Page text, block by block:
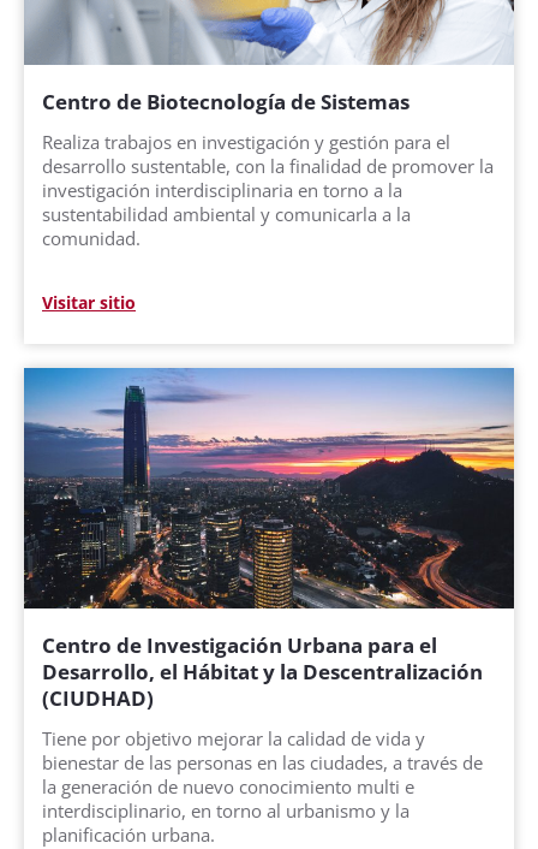
Centro de Biotecnología de Sistemas
Realiza trabajos en investigación y gestión para el
desarrollo sustentable, con la finalidad de promover la
investigación interdisciplinaria en torno a la
sustentabilidad ambiental y comunicarla a la
comunidad.
Visitar sitio
Centro de Investigación Urbana para el
Desarrollo, el Hábitat y la Descentralización
(CIUDHAD)
Tiene por objetivo mejorar la calidad de vida y
bienestar de las personas en las ciudades, a través de
la generación de nuevo conocimiento multi e
interdisciplinario, en torno al urbanismo y la
planificación urbana.